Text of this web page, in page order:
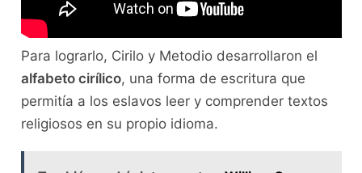
Para lograrlo, Cirilo y Metodio desarrollaron el
alfabeto cirílico, una forma de escritura que
permitía a los eslavos leer y comprender textos
religiosos en su propio idioma.